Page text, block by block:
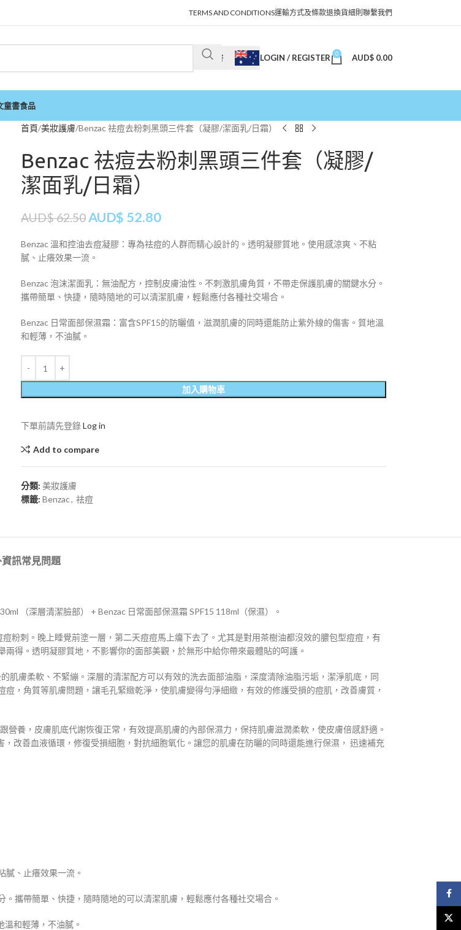
TERMS AND CONDITIONS運輸方式及條款退換貨細則 聯繫我們
澳幣 LOGIN / REGISTER 0 AUD$ 0.00
童書食品
首頁 美妝護膚 Benzac 祛痘去粉刺黑頭三件套（凝膠/潔面乳/日霜）
Benzac 祛痘去粉刺黑頭三件套（凝膠/
潔面乳/日霜）
AUD$62.50AUD$ 52.80
Benzac 溫和控油去痘凝膠：專為祛痘的人群而精心設計的。透明凝膠質地。使用感涼爽、不粘
膩、止癢效果一流。
Benzac 泡沫潔面乳：無油配方，控制皮膚油性。不刺激肌膚角質，不帶走保護肌膚的關鍵水分。
攜帶簡單、快捷，隨時隨地的可以清潔肌膚，輕鬆應付各種社交場合。
Benzac 日常面部保濕霜：富含SPF15的防曬值，滋潤肌膚的同時還能防止紫外線的傷害。質地溫
和輕薄，不油膩。
加入購物車
下單前請先登錄Log in
Add to compare
分類: 美妝護膚
標籤: Benzac, 祛痘
訊常見問題
（深層清潔臉部） + Benzac 日常面部保濕霜 SPF15 118ml（保濕）。
粉刺。晚上睡覺前塗一層，第二天痘痘馬上癟下去了。尤其是對用茶樹油都沒效的膿包型痘痘，有
得。透明凝膠質地，不影響你的面部美觀，於無形中給你帶來最體貼的呵護。
膚柔軟、不緊繃。深層的清潔配方可以有效的洗去面部油脂，深度清除油脂污垢，潔淨肌底，同
，角質等肌膚問題，讓毛孔緊緻乾淨，使肌膚變得勻淨細緻，有效的修護受損的痘肌，改善膚質，
養，皮膚肌底代謝恢復正常，有效提高肌膚的內部保濕力，保持肌膚滋潤柔軟，使皮膚倍感舒適。
改善血液循環，修復受損細胞，對抗細胞氧化。讓您的肌膚在防曬的同時還能進行保濕， 迅速補充
、止癢效果一流。
攜帶簡單、快捷，隨時隨地的可以清潔肌膚，輕鬆應付各種社交場合。
和輕薄，不油膩。